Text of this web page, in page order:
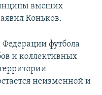
высших
Коньков.
футбола
и коллективных
неизменной и